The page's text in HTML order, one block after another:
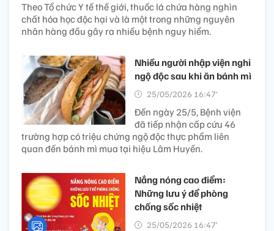
Theo Tổ chức Y tế thế giới, thuốc lá chứa hàng nghìn
chất hóa học độc hại và là một trong những nguyên
nhân hàng đầu gây ra nhiều bệnh nguy hiểm.
Nhiều người nhập viện nghi
ngộ độc sau khi ăn bánh mì
25/05/2026 16:47’
Đến ngày 25/5, Bệnh viện
đã tiếp nhận cấp cứu 46
trường hợp có triệu chứng ngộ độc thực phẩm liên
quan đến bánh mì mua tại hiệu Lâm Huyền.
Nắng nóng cao điểm:
Những lưu ý để phòng
chống sốc nhiệt
25/05/2026 16:47’